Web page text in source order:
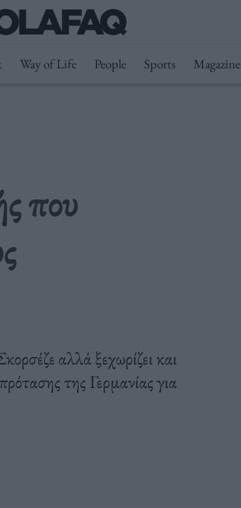
Way of Life People Sports Magazine
που
αλλά ξεχωρίζει και
της Γερμανίας για